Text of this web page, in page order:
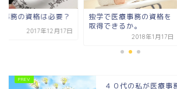
事務の資格は必要？
2017年12月17日
独学で医療事務の資格を
取得できるか。
2018年1月17日
４０代の私が医療事